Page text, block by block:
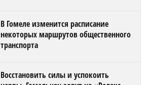
В Гомеле изменится расписание
некоторых маршрутов общественного
транспорта
Восстановить силы и успокоить